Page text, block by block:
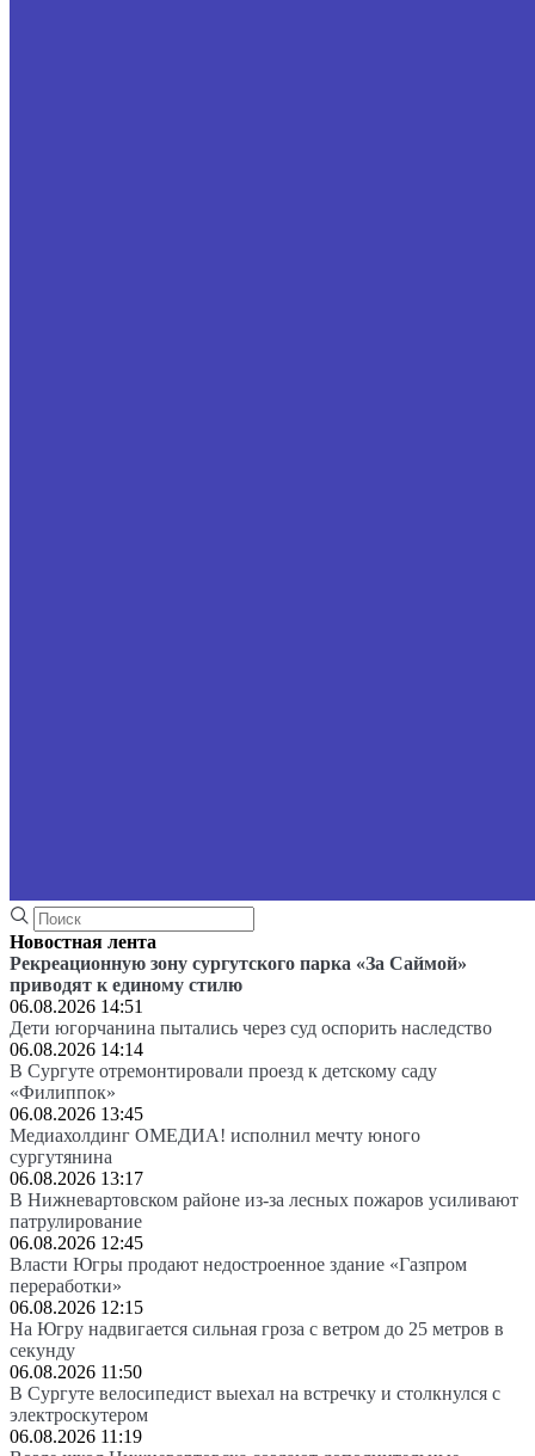
Новостная лента
Рекреационную зону сургутского парка «За Саймой»
приводят к единому стилю
06.08.2026 14:51
Дети югорчанина пытались через суд оспорить наследство
06.08.2026 14:14
В Сургуте отремонтировали проезд к детскому саду
«Филиппок»
06.08.2026 13:45
Медиахолдинг ОМЕДИА! исполнил мечту юного
сургутянина
06.08.2026 13:17
В Нижневартовском районе из-за лесных пожаров усиливают
патрулирование
06.08.2026 12:45
Власти Югры продают недостроенное здание «Газпром
переработки»
06.08.2026 12:15
На Югру надвигается сильная гроза с ветром до 25 метров в
секунду
06.08.2026 11:50
В Сургуте велосипедист выехал на встречку и столкнулся с
электроскутером
06.08.2026 11:19